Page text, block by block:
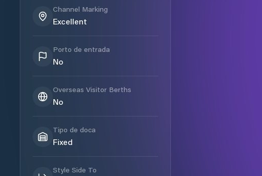
Channel Marking
Excellent
Porto de entrada
No
Overseas Visitor Berths
No
Tipo de doca
Fixed
Style Side To